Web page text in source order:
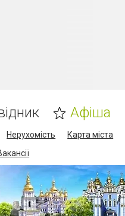
Афіша
Нерухомість Карта міста